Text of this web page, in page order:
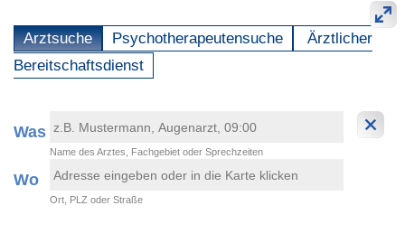
Arztsuche Psychotherapeutensuche
Ärztlicher
Bereitschaftsdienst
Was
Name des Arztes, Fachgebiet oder Sprechzeiten
Wo
Ort, PLZ oder Straße